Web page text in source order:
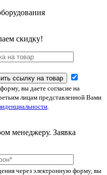
скидку!
ссылку на товар
вы даете согласие на
лицам представленной Вами
менеджеру. Заявка
через электронную форму, вы